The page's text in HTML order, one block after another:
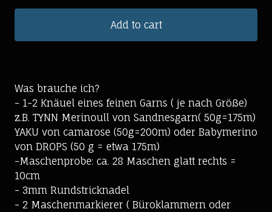
Add to cart
Was brauche ich?
- 1-2 Knäuel eines feinen Garns ( je nach Größe)
z.B. TYNN Merinoull von Sandnesgarn( 50g=175m)
YAKU von camarose (50g=200m) oder Babymerino
von DROPS (50 g = etwa 175m)
-Maschenprobe: ca. 28 Maschen glatt rechts =
10cm
- 3mm Rundstricknadel
- 2 Maschenmarkierer ( Büroklammern oder